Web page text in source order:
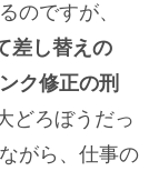
のですが、
差し替えの
ク修正の刑
どろぼうだっ
がら、仕事の